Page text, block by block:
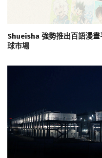
Shueisha 強勢推出百語漫畫
球市場